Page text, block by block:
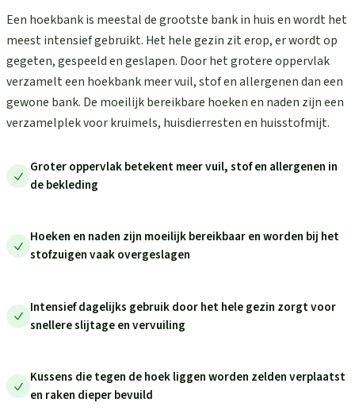
Een hoekbank is meestal de grootste bank in huis en wordt het
meest intensief gebruikt. Het hele gezin zit erop, er wordt op
gegeten, gespeeld en geslapen. Door het grotere oppervlak
verzamelt een hoekbank meer vuil, stof en allergenen dan een
gewone bank. De moeilijk bereikbare hoeken en naden zijn een
verzamelplek voor kruimels, huisdierresten en huisstofmijt.
Groter oppervlak betekent meer vuil, stof en allergenen in
de bekleding
Hoeken en naden zijn moeilijk bereikbaar en worden bij het
stofzuigen vaak overgeslagen
Intensief dagelijks gebruik door het hele gezin zorgt voor
snellere slijtage en vervuiling
Kussens die tegen de hoek liggen worden zelden verplaatst
en raken dieper bevuild